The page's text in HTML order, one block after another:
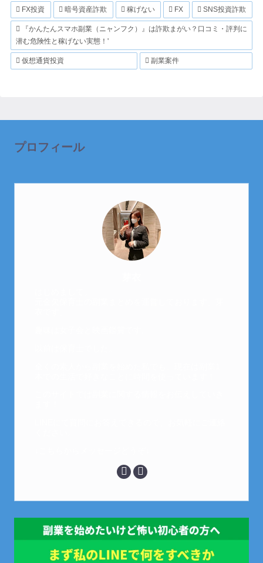
FX投資 暗号資産詐欺 稼げない FX SNS投資詐欺
『かんたんスマホ副業（ニャンフク）』は詐欺まがい？口コミ・評判に
潜む危険性と稼げない実態！'
仮想通貨投資 副業案件
プロフィール